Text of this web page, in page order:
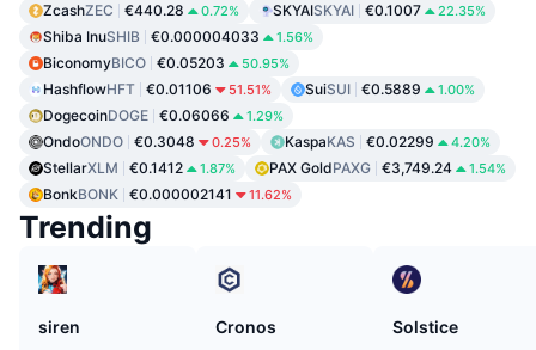
ZcashZEC €440.28 0.72% SKYAISKYAI €0.1007 22.35%
Shiba InuSHIB €0.000004033 1.56%
BiconomyBICO €0.05203 50.95%
HashflowHFT €0.01106 51.51% SuiSUI €0.5889 1.00%
DogecoinDOGE €0.06066 1.29%
OndoONDO €0.3048 0.25% KaspaKAS €0.02299 4.20%
StellarXLM €0.1412 1.87% PAX GoldPAXG €3,749.24 1.54%
BonkBONK €0.000002141 11.62%
Trending
siren
Cronos
Solstice